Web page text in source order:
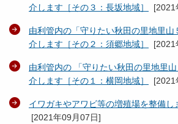
介します［その３：長坂地域］
[2021
由利管内の「守りたい秋田の里地里山
介します［その２：須郷地域］
[2021
由利管内の 「守りたい秋田の里地里
介します［その１：横岡地域］
[2021
イワガキやアワビ等の増殖場を整備し
[2021年09月07日]